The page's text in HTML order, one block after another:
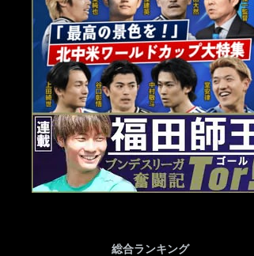
総合ランキング